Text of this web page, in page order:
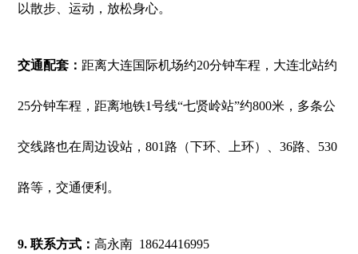
以散步、运动，放松身心。
交通配套： 距离大连国际机场约20分钟车程，大连北站约
25分钟车程，距离地铁1号线“七贤岭站”约800米，多条公
交线路也在周边设站，801路（下环、上环）、36路、530
路等，交通便利。
9. 联系方式：高永南 18624416995